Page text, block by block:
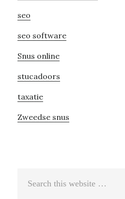
seo
seo software
Snus online
stucadoors
taxatie
Zweedse snus